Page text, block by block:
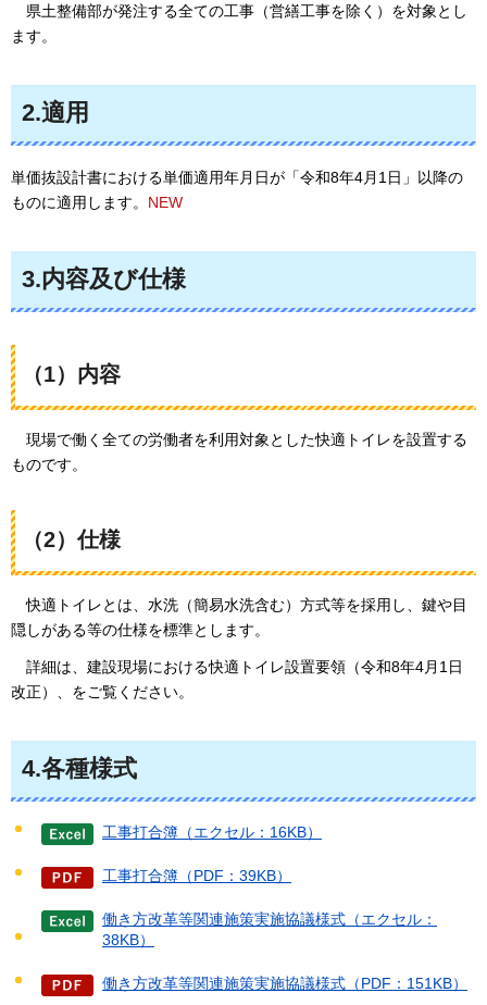
県土整備部が発注する全ての工事（営繕工事を除く）を対象とし
ます。
2.適用
単価抜設計書における単価適用年月日が「令和8年4月1日」以降の
ものに適用します。 NEW
3.内容及び仕様
（1）内容
現場で働く全ての労働者を利用対象とした快適トイレを設置する
ものです。
（2）仕様
快適トイレとは、水洗（簡易水洗含む）方式等を採用し、鍵や目
隠しがある等の仕様を標準とします。
詳細は、建設現場における快適トイレ設置要領（令和8年4月1日
改正）、をご覧ください。
4.各種様式
工事打合簿（エクセル：16KB）
工事打合簿（PDF：39KB）
働き方改革等関連施策実施協議様式（エクセル：
38KB）
働き方改革等関連施策実施協議様式（PDF：151KB）